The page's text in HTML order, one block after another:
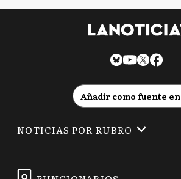
Añadir como fuente en
NOTICIAS POR RUBRO